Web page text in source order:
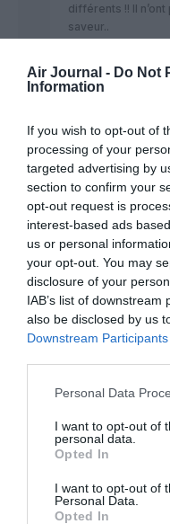
Air Journal - Do Not
Information
If you wish to opt-out of
processing of your
targeted advertising by
section to confirm your
opt-out request is
interest-based ads
us or personal
your opt-out. You may
disclosure of your
IAB’s list of
also be disclosed by us
Downstream Participants
Personal Data
I want to opt-out of
personal data.
Opted In
I want to opt-out of
Personal Data.
Opted In
différents !! Il
saveur..
avions !! Je suis
@ NDRa
Sauf que le MAX
Donc tout dépend
Ceci explique
de commandes.
La vache qui
les avions
a
nuit.
Sans même parler